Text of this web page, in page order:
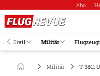
Abo
Zivil Militär
Militär T-38C: